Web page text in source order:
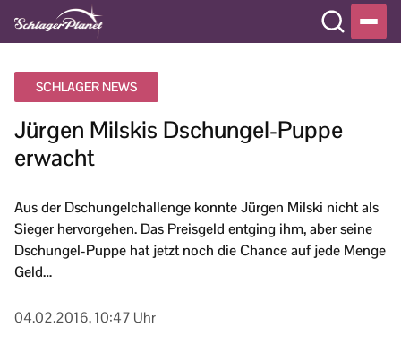
SCHLAGER NEWS
Jürgen Milskis Dschungel-Puppe
erwacht
Aus der Dschungelchallenge konnte Jürgen Milski nicht als
Sieger hervorgehen. Das Preisgeld entging ihm, aber seine
Dschungel-Puppe hat jetzt noch die Chance auf jede Menge
Geld…
04.02.2016, 10:47 Uhr